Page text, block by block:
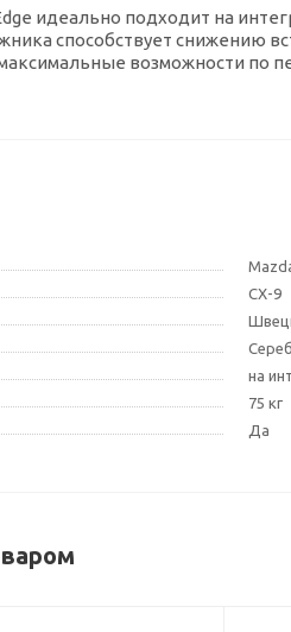
идеально подходит на
способствует снижению
возможности по
CX-9
на
75 кг
Да